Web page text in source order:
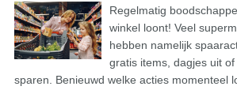
Regelmatig
winkel loont! Veel
hebben namelijk
gratis items, dagjes uit
sparen. Benieuwd welke acties momenteel